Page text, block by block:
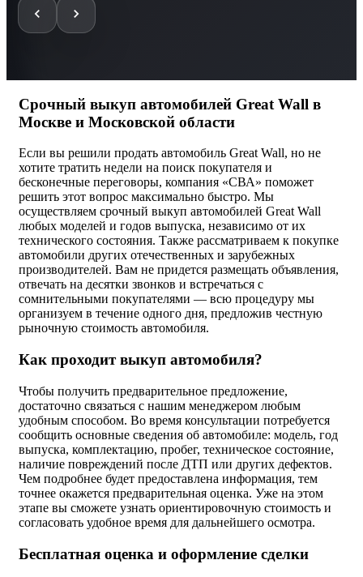
Срочный выкуп автомобилей Great Wall в
Москве и Московской области
Если вы решили продать автомобиль Great Wall, но не
хотите тратить недели на поиск покупателя и
бесконечные переговоры, компания «СВА» поможет
решить этот вопрос максимально быстро. Мы
осуществляем срочный выкуп автомобилей Great Wall
любых моделей и годов выпуска, независимо от их
технического состояния. Также рассматриваем к покупке
автомобили других отечественных и зарубежных
производителей. Вам не придется размещать объявления,
отвечать на десятки звонков и встречаться с
сомнительными покупателями — всю процедуру мы
организуем в течение одного дня, предложив честную
рыночную стоимость автомобиля.
Как проходит выкуп автомобиля?
Чтобы получить предварительное предложение,
достаточно связаться с нашим менеджером любым
удобным способом. Во время консультации потребуется
сообщить основные сведения об автомобиле: модель, год
выпуска, комплектацию, пробег, техническое состояние,
наличие повреждений после ДТП или других дефектов.
Чем подробнее будет предоставлена информация, тем
точнее окажется предварительная оценка. Уже на этом
этапе вы сможете узнать ориентировочную стоимость и
согласовать удобное время для дальнейшего осмотра.
Бесплатная оценка и оформление сделки